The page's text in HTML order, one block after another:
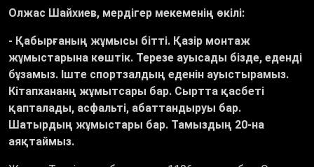
Олжас Шайхиев, мердігер мекеменің өкілі:
- Қабырғаның жұмысы бітті. Қазір монтаж
жұмыстарына көштік. Терезе ауысады бізде, еденді
бұзамыз. Іште спортзалдың еденін ауыстырамыз.
Кітапхананң жұмытсары бар. Сыртта қасбеті
қапталады, асфальті, абаттандыруы бар.
Шатырдың жұмыстары бар. Тамыздың 20-на
аяқтаймыз.